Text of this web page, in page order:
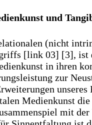
und
(nicht
[link 03] [3], ist
in ihren
zur
unseres
Medienkunst
mit